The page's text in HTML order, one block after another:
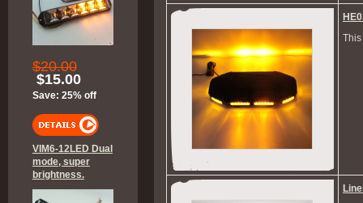
$20.00
$15.00
Save: 25% off
VIM6-12LED Dual
mode, super
brightness.